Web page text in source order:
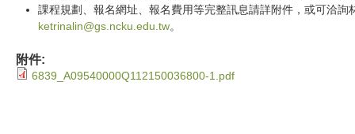
課程規劃、報名網址、報名費用等完整訊息請詳附件，或可洽
ketrinalin@gs.ncku.edu.tw。
附件:
6839_A09540000Q112150036800-1.pdf